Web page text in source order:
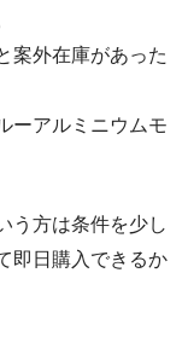
案外在庫があった
ーアルミニウムモ
う方は条件を少し
即日購入できるか